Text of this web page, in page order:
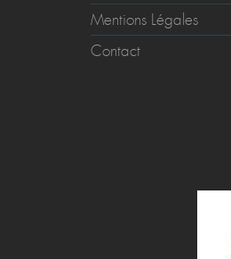
Mentions Légales
Contact